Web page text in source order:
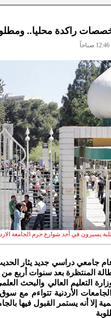
راكدة محليا..
يسيرون في أحد شوارع حرم الجامعة
عام جامعي دراسي جديد يثار
المنتظرة بعد سنوات
التعليم العالي والبحث
الأردنية تتواءم مع
إلا أنه يستمر القبول فيها